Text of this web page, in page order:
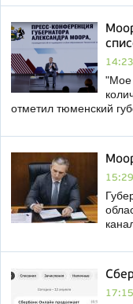
14:23
"Мое
отметил тюменский
15:29
17:15